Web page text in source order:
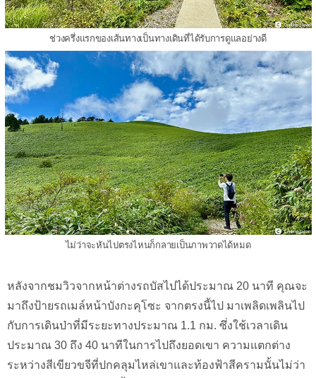
ช่วงครึ่งแรกของเส้นทางเป็นทางเดินที่ได้รับการดูแลอย่างดี
ไม่ว่าจะหันไปตรงไหนก็กลายเป็นภาพวาดได้หมด
หลังจากชมวิวจากหน้าต่างรถบัสไปได้ประมาณ 20 นาที คุณจะ
มาถึงป้ายรถเมล์หน้าบังกะคุโซะ จากตรงนี้ไป มาเพลิดเพลินไป
กับการเดินป่าที่มีระยะทางประมาณ 1.1 กม. ซึ่งใช้เวลาเดิน
ประมาณ 30 ถึง 40 นาทีในการไปถึงยอดเขา ความแตกต่าง
ระหว่างสีเขียวขจีที่ปกคลุมไหล่เขาและท้องฟ้าสีครามนั้นไม่ว่า